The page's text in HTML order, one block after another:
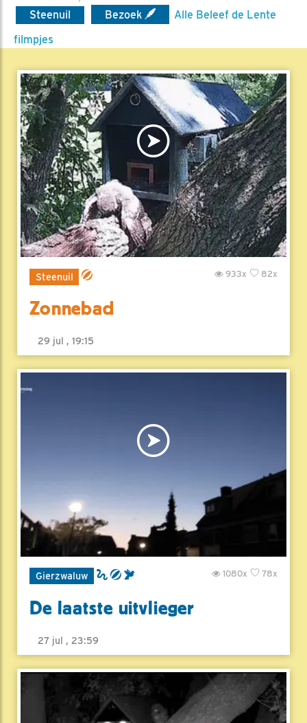
Steenuil Bezoek
Alle Beleef de Lente
filmpjes
Steenuil 82x
933x
Zonnebad
29 jul , 19:15
Gierzwaluw 78x
1080x
De laatste uitvlieger
27 jul , 23:59